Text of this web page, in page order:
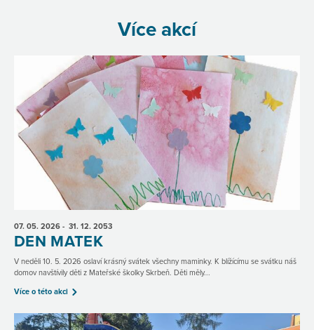
Více akcí
07. 05. 2026 - 31. 12. 2053
DEN MATEK
V neděli 10. 5. 2026 oslaví krásný svátek všechny maminky. K blížícímu se svátku náš
domov navštívily děti z Mateřské školky Skrbeň. Děti měly...
Více o této akci